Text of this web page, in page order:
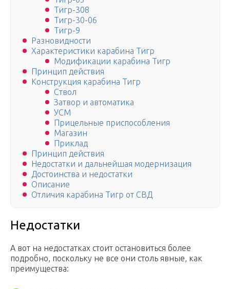
Тигр-308
Тигр-30-06
Тигр-9
Разновидности
Характеристики карабина Тигр
Модификации карабина Тигр
Принцип действия
Конструкция карабина Тигр
Ствол
Затвор и автоматика
УСМ
Прицельные приспособления
Магазин
Приклад
Принцип действия
Недостатки и дальнейшая модернизация
Достоинства и недостатки
Описание
Отличия карабина Тигр от СВД
Недостатки
А вот на недостатках стоит остановиться более
подробно, поскольку не все они столь явные, как
преимущества: